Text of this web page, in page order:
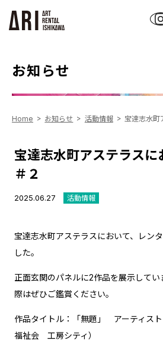
お知らせ
Home お知らせ 活動情報 宝達志水町
宝達志水町アステラスに
＃２
2025.06.27 活動情報
宝達志水町アステラスにおいて、レン
した。
正面玄関のパネルに2作品を展示して
際はぜひご鑑賞ください。
作品タイトル：「無題」 アーティス
福祉会 工房シティ）